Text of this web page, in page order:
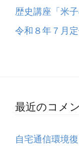
歴史講座「米
令和８年７月
最近のコメ
自宅通信環境